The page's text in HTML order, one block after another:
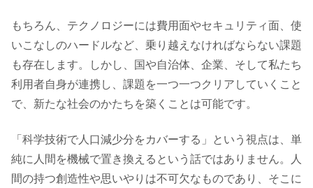
もちろん、テクノロジーには費用面やセキュリティ面、使
いこなしのハードルなど、乗り越えなければならない課題
も存在します。しかし、国や自治体、企業、そして私たち
利用者自身が連携し、課題を一つ一つクリアしていくこと
で、新たな社会のかたちを築くことは可能です。
「科学技術で人口減少分をカバーする」という視点は、単
純に人間を機械で置き換えるという話ではありません。人
間の持つ創造性や思いやりは不可欠なものであり、そこに